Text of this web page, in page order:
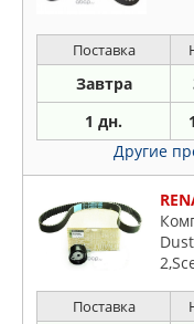
Поставка
Завтра
1 дн.
Другие
Поставка